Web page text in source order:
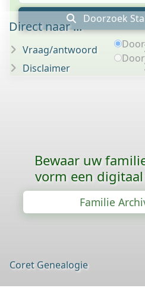
Doorzoek
Direct naar ...
Vraag/antwoord
Disclaimer
Bewaar uw
vorm een
Familie
Coret Genealogie